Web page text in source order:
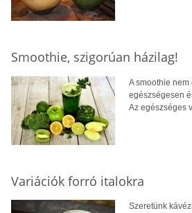
Smoothie, szigorúan házilag!
A smoothie
egészségesen
Az egészséges
Variációk forró italokra
Szeretünk